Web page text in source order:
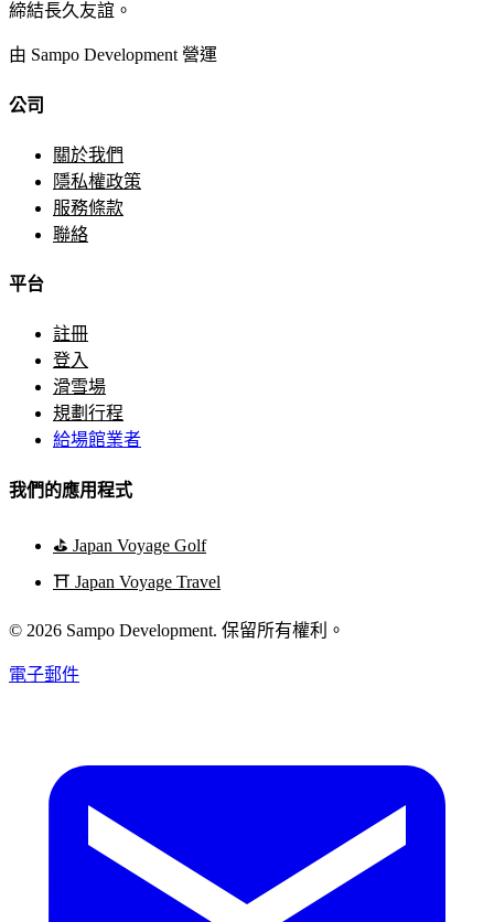
締結長久友誼。
由 Sampo Development 營運
公司
關於我們
隱私權政策
服務條款
聯絡
平台
註冊
登入
滑雪場
規劃行程
給場館業者
我們的應用程式
⛳ Japan Voyage Golf
⛩️ Japan Voyage Travel
© 2026 Sampo Development. 保留所有權利。
電子郵件